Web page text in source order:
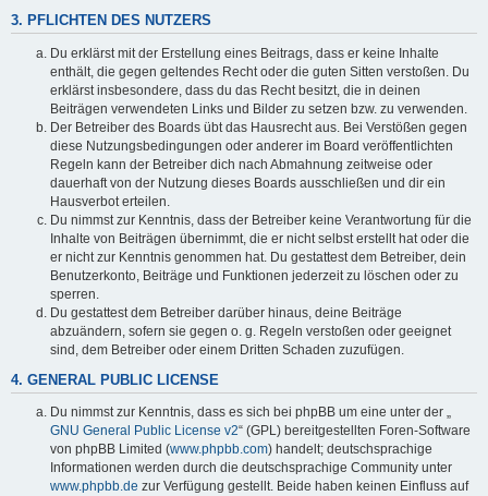
3. PFLICHTEN DES NUTZERS
Du erklärst mit der Erstellung eines Beitrags, dass er keine Inhalte
enthält, die gegen geltendes Recht oder die guten Sitten verstoßen. Du
erklärst insbesondere, dass du das Recht besitzt, die in deinen
Beiträgen verwendeten Links und Bilder zu setzen bzw. zu verwenden.
Der Betreiber des Boards übt das Hausrecht aus. Bei Verstößen gegen
diese Nutzungsbedingungen oder anderer im Board veröffentlichten
Regeln kann der Betreiber dich nach Abmahnung zeitweise oder
dauerhaft von der Nutzung dieses Boards ausschließen und dir ein
Hausverbot erteilen.
Du nimmst zur Kenntnis, dass der Betreiber keine Verantwortung für die
Inhalte von Beiträgen übernimmt, die er nicht selbst erstellt hat oder die
er nicht zur Kenntnis genommen hat. Du gestattest dem Betreiber, dein
Benutzerkonto, Beiträge und Funktionen jederzeit zu löschen oder zu
sperren.
Du gestattest dem Betreiber darüber hinaus, deine Beiträge
abzuändern, sofern sie gegen o. g. Regeln verstoßen oder geeignet
sind, dem Betreiber oder einem Dritten Schaden zuzufügen.
4. GENERAL PUBLIC LICENSE
Du nimmst zur Kenntnis, dass es sich bei phpBB um eine unter der „
GNU General Public License v2“ (GPL) bereitgestellten Foren-Software
von phpBB Limited (www.phpbb.com) handelt; deutschsprachige
Informationen werden durch die deutschsprachige Community unter
www.phpbb.de zur Verfügung gestellt. Beide haben keinen Einfluss auf